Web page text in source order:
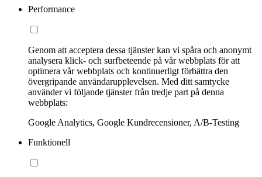
Performance
Genom att acceptera dessa tjänster kan vi spåra och anonymt
analysera klick- och surfbeteende på vår webbplats för att
optimera vår webbplats och kontinuerligt förbättra den
övergripande användarupplevelsen. Med ditt samtycke
använder vi följande tjänster från tredje part på denna
webbplats:
Google Analytics, Google Kundrecensioner, A/B-Testing
Funktionell